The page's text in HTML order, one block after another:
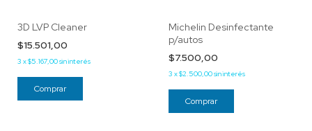
3D LVP Cleaner
$15.501,00
3 x$5.167,00sin interés
Michelin Desinfectante
p/autos
$7.500,00
3 x$2.500,00sin interés